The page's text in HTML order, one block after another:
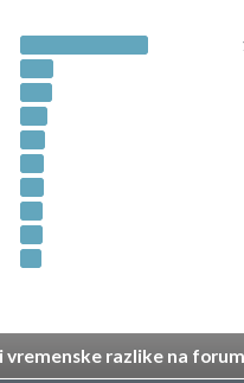
razlike na